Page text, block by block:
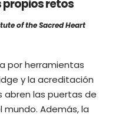
propios retos
of the Sacred Heart
por herramientas
y la acreditación
abren las puertas de
mundo. Además, la